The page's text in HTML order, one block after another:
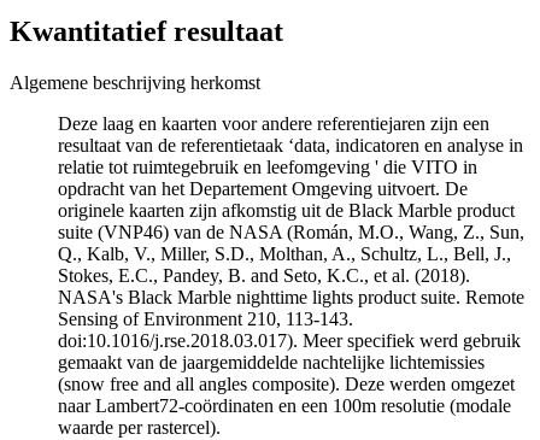
Kwantitatief resultaat
Algemene beschrijving herkomst
Deze laag en kaarten voor andere referentiejaren zijn een
resultaat van de referentietaak ‘data, indicatoren en analyse in
relatie tot ruimtegebruik en leefomgeving ' die VITO in
opdracht van het Departement Omgeving uitvoert. De
originele kaarten zijn afkomstig uit de Black Marble product
suite (VNP46) van de NASA (Román, M.O., Wang, Z., Sun,
Q., Kalb, V., Miller, S.D., Molthan, A., Schultz, L., Bell, J.,
Stokes, E.C., Pandey, B. and Seto, K.C., et al. (2018).
NASA's Black Marble nighttime lights product suite. Remote
Sensing of Environment 210, 113-143.
doi:10.1016/j.rse.2018.03.017). Meer specifiek werd gebruik
gemaakt van de jaargemiddelde nachtelijke lichtemissies
(snow free and all angles composite). Deze werden omgezet
naar Lambert72-coördinaten en een 100m resolutie (modale
waarde per rastercel).